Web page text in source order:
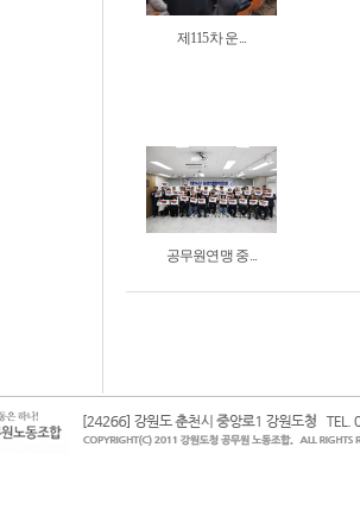
제115차 운...
공무원연맹 중...